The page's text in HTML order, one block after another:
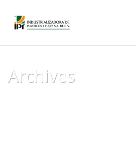
Archives